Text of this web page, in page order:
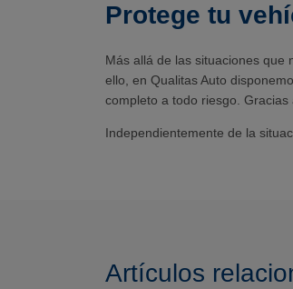
Protege tu
Más allá de las situaciones que
ello, en Qualitas Auto
completo a todo riesgo. Gracias
Independientemente de la
Artículos